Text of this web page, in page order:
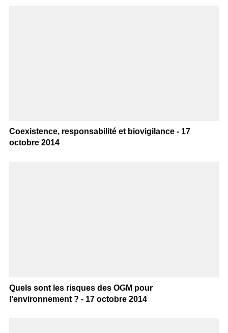
Coexistence, responsabilité et biovigilance - 17
octobre 2014
Quels sont les risques des OGM pour
l’environnement ? - 17 octobre 2014